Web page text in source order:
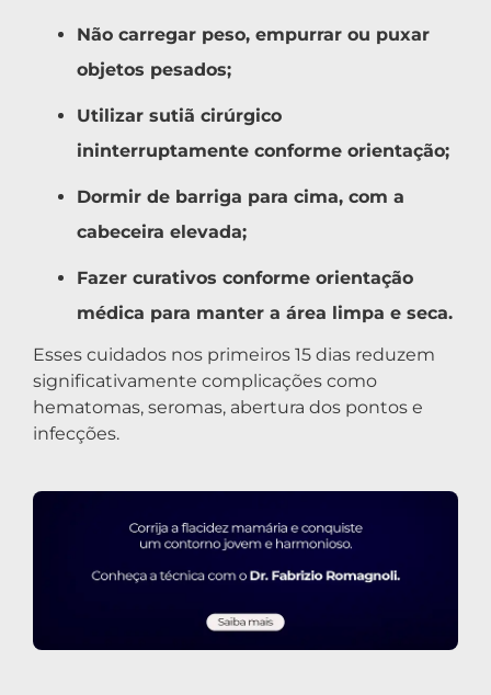
Não carregar peso, empurrar ou puxar
objetos pesados;
Utilizar sutiã cirúrgico
ininterruptamente conforme orientação;
Dormir de barriga para cima, com a
cabeceira elevada;
Fazer curativos conforme orientação
médica para manter a área limpa e seca.
Esses cuidados nos primeiros 15 dias reduzem
significativamente complicações como
hematomas, seromas, abertura dos pontos e
infecções.